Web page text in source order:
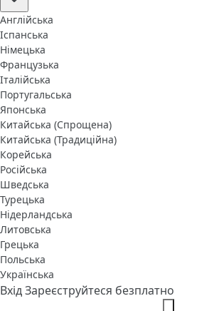
Англійська
Іспанська
Німецька
Французька
Італійська
Португальська
Японська
Китайська (Спрощена)
Китайська (Традиційна)
Корейська
Російська
Шведська
Турецька
Нідерландська
Литовська
Грецька
Польська
Українська
ВхідЗареєструйтеся безплатно